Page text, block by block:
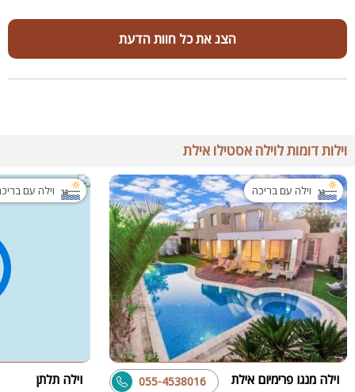
הצג את כל חוות הדעת
וילות דומות לוילה אסטילו אילת
וילה עם בריכה
וילה מנגו פרימיום אילת 055-4538016
וילה עם
וילה תלתן